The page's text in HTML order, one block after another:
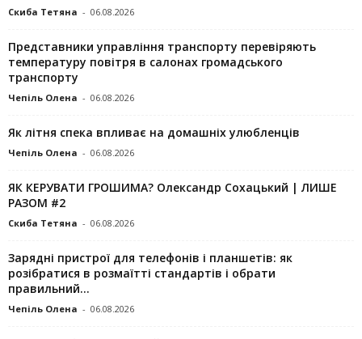
Скиба Тетяна - 06.08.2026
Представники управління транспорту перевіряють
температуру повітря в салонах громадського
транспорту
Чепіль Олена - 06.08.2026
Як літня спека впливає на домашніх улюбленців
Чепіль Олена - 06.08.2026
ЯК КЕРУВАТИ ГРОШИМА? Олександр Сохацький | ЛИШЕ
РАЗОМ #2
Скиба Тетяна - 06.08.2026
Зарядні пристрої для телефонів і планшетів: як
розібратися в розмаїтті стандартів і обрати
правильний...
Чепіль Олена - 06.08.2026